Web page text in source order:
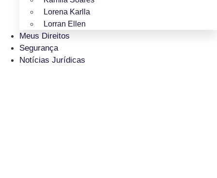
Lorena Karlla
Lorran Ellen
Meus Direitos
Segurança
Notícias Jurídicas